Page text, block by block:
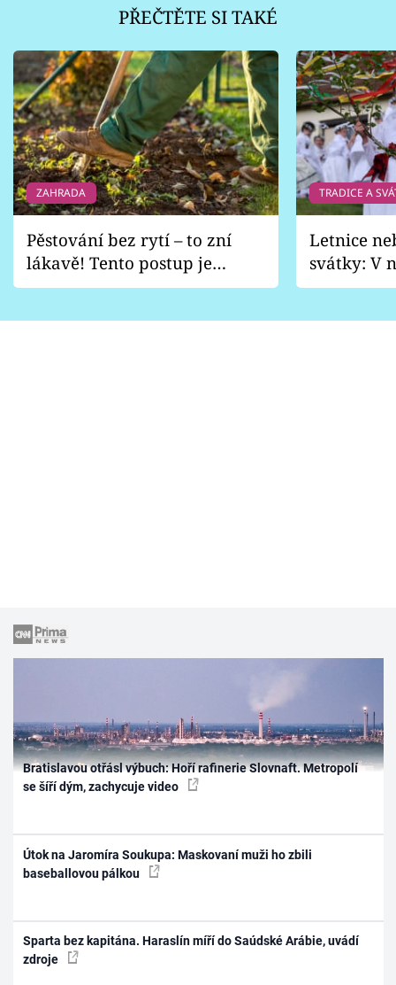
PŘEČTĚTE SI TAKÉ
ZAHRADA
Pěstování bez rytí – to zní
lákavě! Tento postup je
vhodný jen pro některé
TRADICE A
Letnice
svátky: V
pondělí
Bratislavou otřásl výbuch: Hoří rafinerie Slovnaft. Metropolí
se šíří dým, zachycuje video
Útok na Jaromíra Soukupa: Maskovaní muži ho zbili
baseballovou pálkou
Sparta bez kapitána. Haraslín míří do Saúdské Arábie, uvádí
zdroje